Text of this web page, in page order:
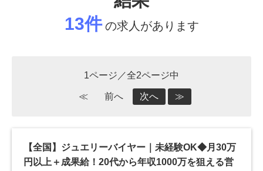
13件 の求人があります
1ページ／全2ページ中
≪ 前へ 次へ ≫
【全国】ジュエリーバイヤー｜未経験OK◆月30万
円以上＋成果給！20代から年収1000万を狙える営